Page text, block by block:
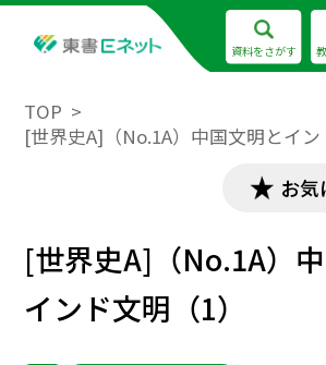
資料をさがす
TOP
[世界史A]（No.1A）中国文明とイン
お
[世界史A]（No.1A）
インド文明（1）